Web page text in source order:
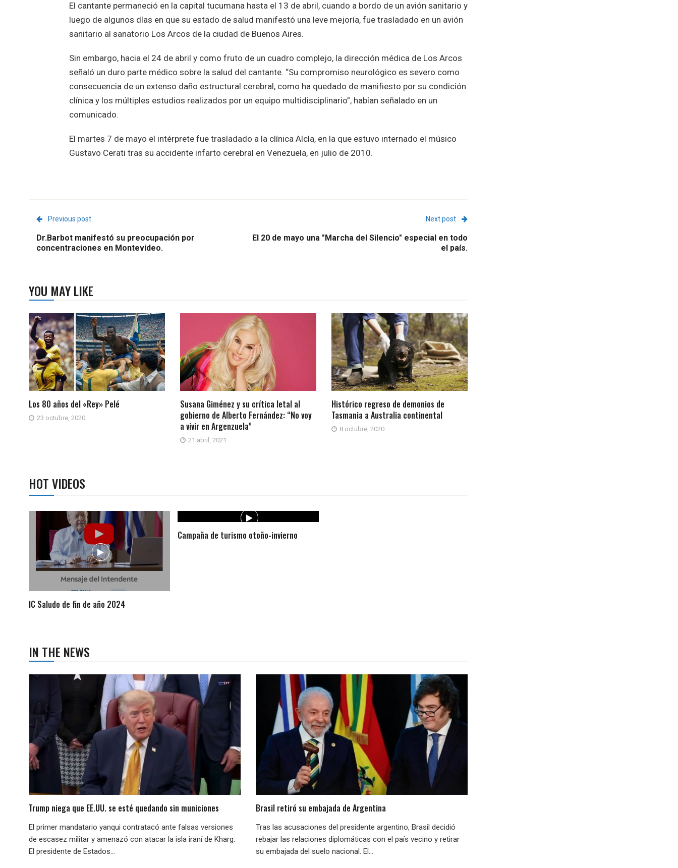
El cantante permaneció en la capital tucumana hasta el 13 de abril, cuando a bordo de un avión sanitario y
luego de algunos días en que su estado de salud manifestó una leve mejoría, fue trasladado en un avión
sanitario al sanatorio Los Arcos de la ciudad de Buenos Aires.
Sin embargo, hacia el 24 de abril y como fruto de un cuadro complejo, la dirección médica de Los Arcos
señaló un duro parte médico sobre la salud del cantante. “Su compromiso neurológico es severo como
consecuencia de un extenso daño estructural cerebral, como ha quedado de manifiesto por su condición
clínica y los múltiples estudios realizados por un equipo multidisciplinario”, habían señalado en un
comunicado.
El martes 7 de mayo el intérprete fue trasladado a la clínica Alcla, en la que estuvo internado el músico
Gustavo Cerati tras su accidente infarto cerebral en Venezuela, en julio de 2010.
Previous post
Dr.Barbot manifestó su preocupación por
concentraciones en Montevideo.
Next post
El 20 de mayo una "Marcha del Silencio" especial en todo
el país.
YOU MAY LIKE
Los 80 años del «Rey» Pelé
23 octubre, 2020
Susana Giménez y su crítica letal al
gobierno de Alberto Fernández: “No voy
a vivir en Argenzuela”
21 abril, 2021
Histórico regreso de demonios de
Tasmania a Australia continental
8 octubre, 2020
HOT VIDEOS
IC Saludo de fin de año 2024
Campaña de turismo otoño-invierno
IN THE NEWS
Trump niega que EE.UU. se esté quedando sin municiones
El primer mandatario yanqui contratacó ante falsas versiones
de escasez militar y amenazó con atacar la isla iraní de Kharg:
El presidente de Estados...
Brasil retiró su embajada de Argentina
Tras las acusaciones del presidente argentino, Brasil decidió
rebajar las relaciones diplomáticas con el país vecino y retirar
su embajada del suelo nacional. El...